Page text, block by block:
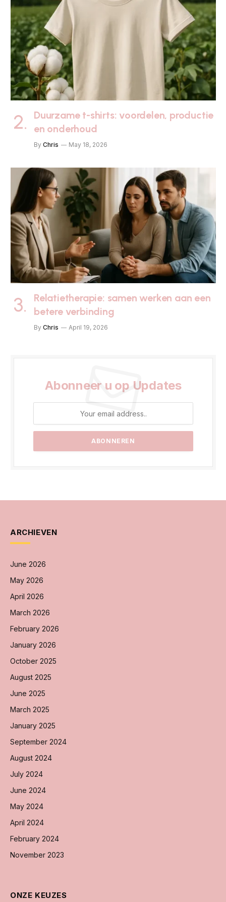
Duurzame t-shirts: voordelen, productie
en onderhoud
By Chris May 18, 2026
Relatietherapie: samen werken aan een
betere verbinding
By Chris April 19, 2026
Abonneer u op Updates
ARCHIEVEN
June 2026
May 2026
April 2026
March 2026
February 2026
January 2026
October 2025
August 2025
June 2025
March 2025
January 2025
September 2024
August 2024
July 2024
June 2024
May 2024
April 2024
February 2024
November 2023
ONZE KEUZES